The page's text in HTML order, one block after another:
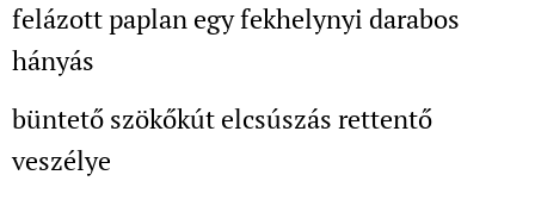
felázott paplan egy fekhelynyi darabos
hányás
büntető szökőkút elcsúszás rettentő
veszélye